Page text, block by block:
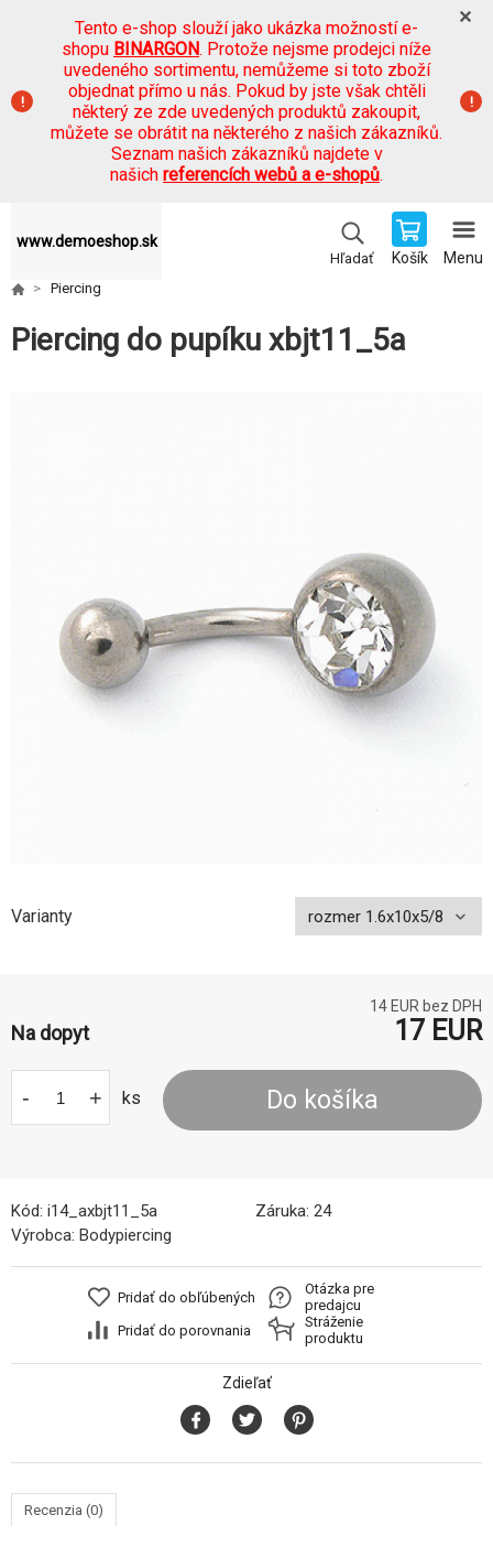
Tento e-shop slouží jako ukázka možností e-
shopu BINARGON. Protože nejsme prodejci níže
uvedeného sortimentu, nemůžeme si toto zboží
objednat přímo u nás. Pokud by jste však chtěli
některý ze zde uvedených produktů zakoupit,
můžete se obrátit na některého z našich zákazníků.
Seznam našich zákazníků najdete v
našich referencích webů a e-shopů.
www.demoeshop.sk
Hľadať Košík Menu
Piercing
Piercing do pupíku xbjt11_5a
Varianty
14 EUR bez DPH
Na dopyt 17 EUR
- + ks Do košíka
Kód: i14_axbjt11_5a Záruka: 24
Výrobca: Bodypiercing
Pridať do obľúbených
Pridať do porovnania
Otázka pre
predajcu
Stráženie
produktu
Zdieľať
Recenzia (0)